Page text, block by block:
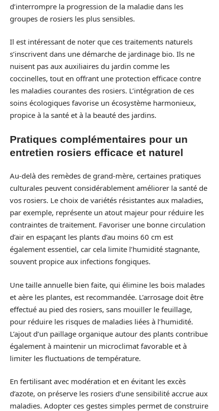
d’interrompre la progression de la maladie dans les
groupes de rosiers les plus sensibles.
Il est intéressant de noter que ces traitements naturels
s’inscrivent dans une démarche de jardinage bio. Ils ne
nuisent pas aux auxiliaires du jardin comme les
coccinelles, tout en offrant une protection efficace contre
les maladies courantes des rosiers. L’intégration de ces
soins écologiques favorise un écosystème harmonieux,
propice à la santé et à la beauté des jardins.
Pratiques complémentaires pour un
entretien rosiers efficace et naturel
Au-delà des remèdes de grand-mère, certaines pratiques
culturales peuvent considérablement améliorer la santé de
vos rosiers. Le choix de variétés résistantes aux maladies,
par exemple, représente un atout majeur pour réduire les
contraintes de traitement. Favoriser une bonne circulation
d’air en espaçant les plants d’au moins 60 cm est
également essentiel, car cela limite l’humidité stagnante,
souvent propice aux infections fongiques.
Une taille annuelle bien faite, qui élimine les bois malades
et aère les plantes, est recommandée. L’arrosage doit être
effectué au pied des rosiers, sans mouiller le feuillage,
pour réduire les risques de maladies liées à l’humidité.
L’ajout d’un paillage organique autour des plants contribue
également à maintenir un microclimat favorable et à
limiter les fluctuations de température.
En fertilisant avec modération et en évitant les excès
d’azote, on préserve les rosiers d’une sensibilité accrue aux
maladies. Adopter ces gestes simples permet de construire